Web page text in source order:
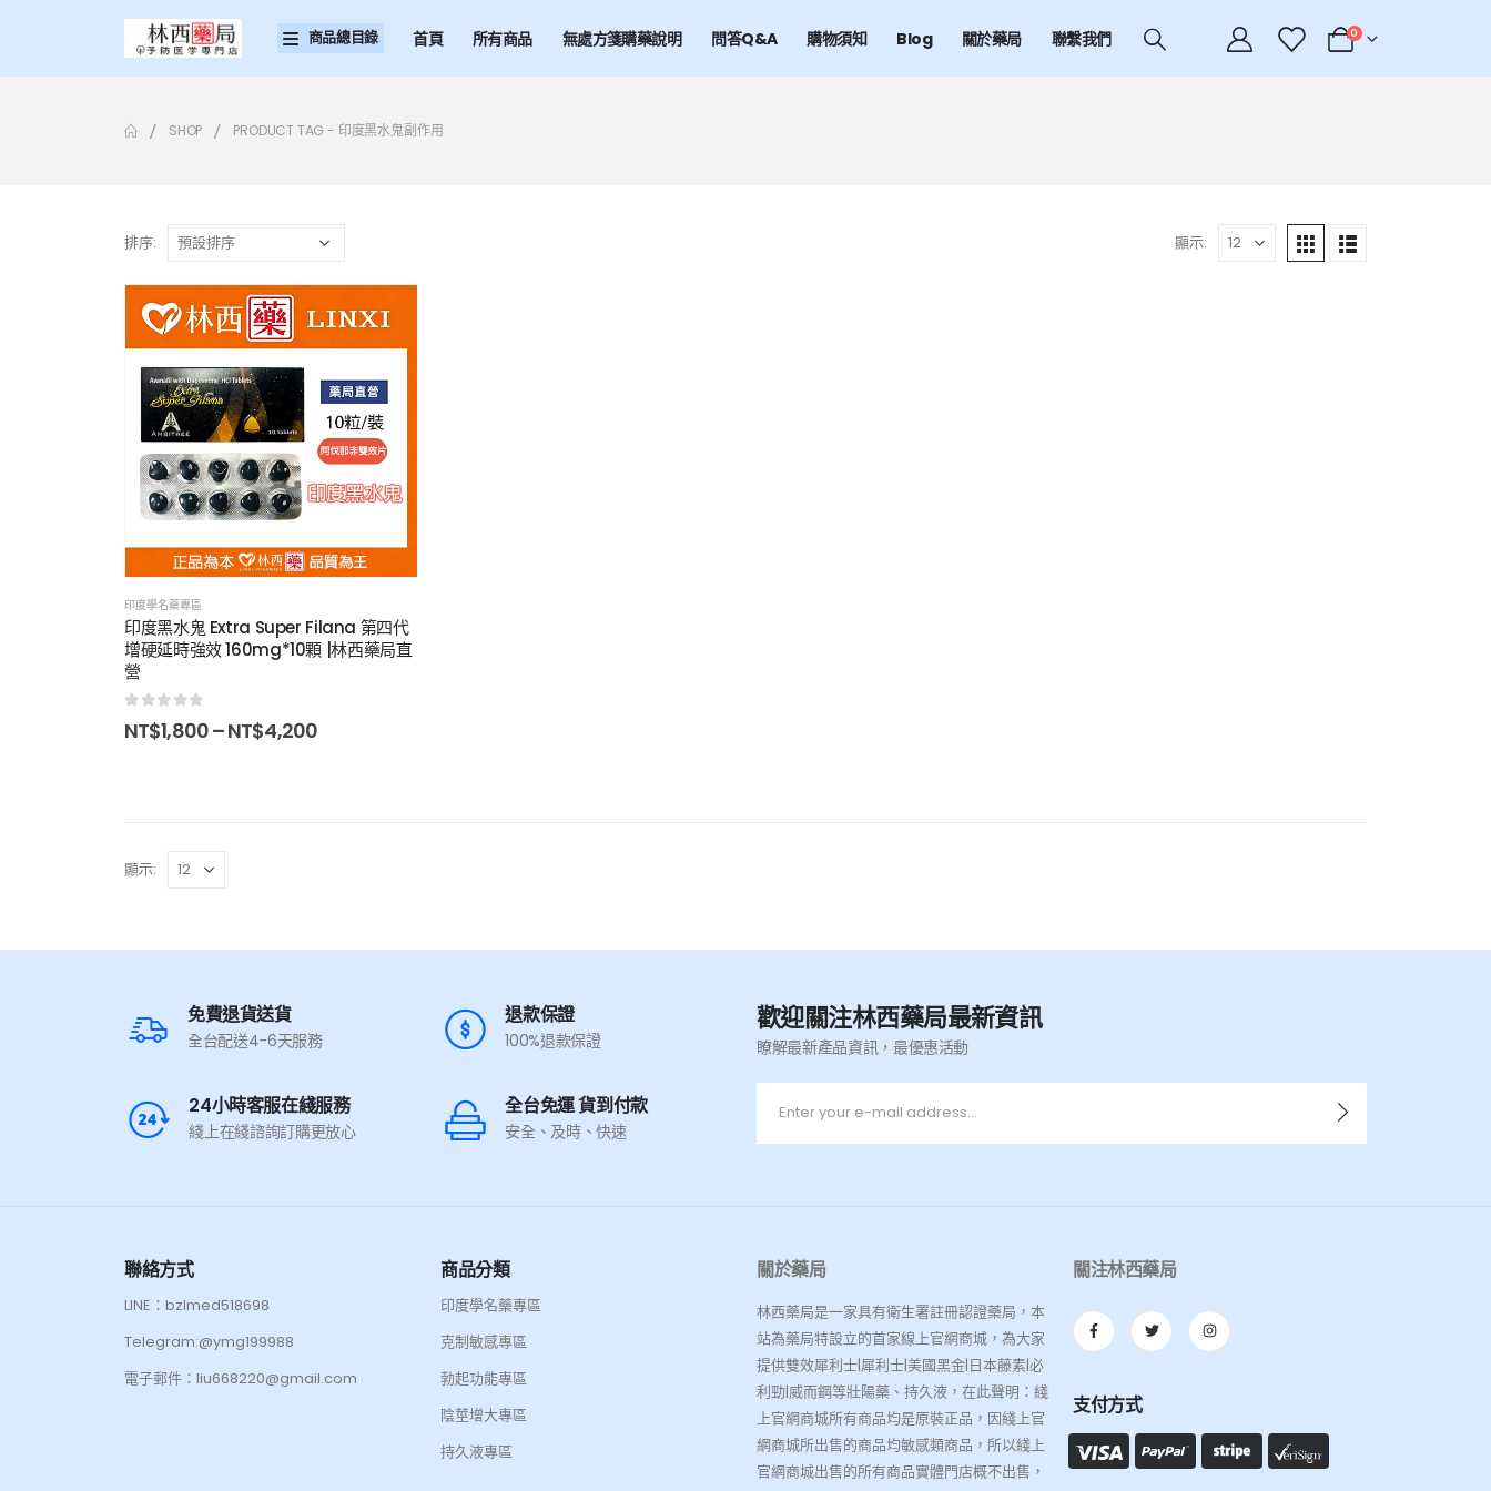
商品總目錄 首頁 所有商品 無處方箋購藥說明 問答Q&A 購物須知 Blog 關於藥局 聯繫我們 0
SHOP PRODUCT TAG - 印度黑水鬼副作用
排序: 顯示:
印度學名藥專區
印度黑水鬼 Extra Super Filana 第四代
增硬延時強效 160mg*10顆 |林西藥局直
營
out of 5
NT$1,800–NT$4,200
顯示:
免費退貨送貨
全台配送4-6天服務
退款保證
100%退款保證
24小時客服在綫服務
綫上在綫諮詢訂購更放心
全台免運 貨到付款
安全、及時、快速
歡迎關注林西藥局最新資訊
瞭解最新產品資訊，最優惠活動
聯絡方式
LINE：bzlmed518698
Telegram:@ymg199988
電子郵件：liu668220@gmail.com
商品分類
印度學名藥專區
克制敏感專區
勃起功能專區
陰莖增大專區
持久液專區
關於藥局
林西藥局是一家具有衛生署註冊認證藥局，本
站為藥局特設立的首家線上官網商城，為大家
提供雙效犀利士|犀利士|美國黑金|日本藤素|必
利勁|威而鋼等壯陽藥、持久液，在此聲明：綫
上官網商城所有商品均是原裝正品，因綫上官
網商城所出售的商品均敏感類商品，所以綫上
官網商城出售的所有商品實體門店概不出售，
關注林西藥局
支付方式